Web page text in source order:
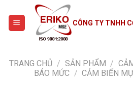
content
CÔNG TY TNHH
TRANG CHỦ / SẢN PHẨM /
BÁO MỨC / CẢM BIẾN